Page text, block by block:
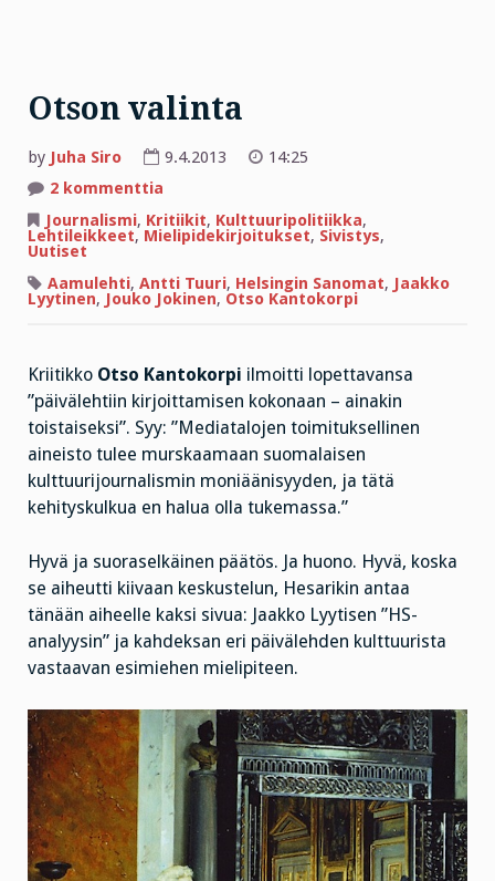
Otson valinta
by Juha Siro 9.4.2013
14:25
2 kommenttia
valinta
Journalismi, Kritiikit, Kulttuuripolitiikka,
Lehtileikkeet, Mielipidekirjoitukset, Sivistys,
Uutiset
Aamulehti, Antti Tuuri, Helsingin Sanomat, Jaakko
Lyytinen, Jouko Jokinen, Otso Kantokorpi
Kriitikko Otso Kantokorpi ilmoitti lopettavansa
”päivälehtiin kirjoittamisen kokonaan – ainakin
toistaiseksi”. Syy: ”Mediatalojen toimituksellinen
aineisto tulee murskaamaan suomalaisen
kulttuurijournalismin moniäänisyyden, ja tätä
kehityskulkua en halua olla tukemassa.”
Hyvä ja suoraselkäinen päätös. Ja huono. Hyvä, koska
se aiheutti kiivaan keskustelun, Hesarikin antaa
tänään aiheelle kaksi sivua: Jaakko Lyytisen ”HS-
analyysin” ja kahdeksan eri päivälehden kulttuurista
vastaavan esimiehen mielipiteen.